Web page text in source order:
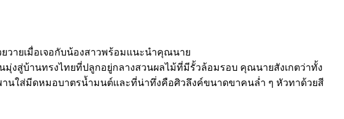
วายเมื่อเจอกับน้องสาวพร้อมแนะนำคุณนาย
งสู่บ้านทรงไทยที่ปลูกอยู่กลางสวนผลไม้ที่มีรั้วล้อมรอบ คุณนายสังเกตว่าทั้ง
านใส่มีดหมอบาตรน้ำมนต์และที่น่าทึ่งคือศิวลึงค์ขนาดขาคนล่ำ ๆ หัวทาด้วยสี